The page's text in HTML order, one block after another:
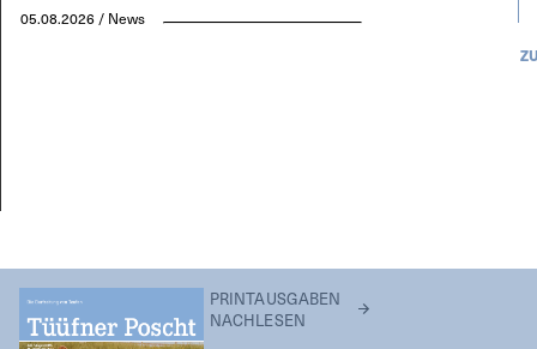
05.08.2026 / News
PRINTAUSGABEN
NACHLESEN